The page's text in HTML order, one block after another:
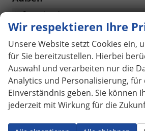
Außenspiegel
Außenspiegel beheizbar,
verstellbar
Räder & Technik
Antriebsachse
Fahrwerk- und Regelungssysteme
Antiblockiersystem (ABS),
Elektronisches Stabilitäts-Programm
Wir respektieren Ihre
Unsere Website setzt Cookies ein,
für Sie bereitzustellen. Hierbei
Auswahl und verarbeiten nur die
Analytics und Personalisierung, für
Einverständnis geben. Sie können
jederzeit mit Wirkung für die